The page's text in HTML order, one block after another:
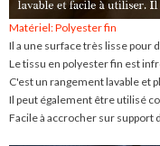
Matériel: Polyester fin
Il a une surface très lisse
Le tissu en polyester fin est
C'est un rangement lavable et
Il peut également être utilisé
Facile à accrocher sur support